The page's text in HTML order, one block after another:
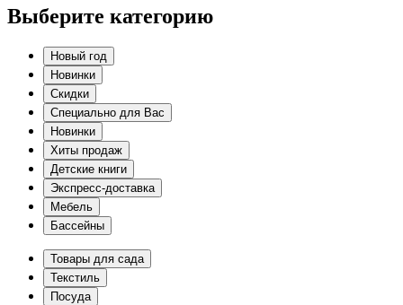
Выберите категорию
Новый год
Новинки
Скидки
Специально для Вас
Новинки
Хиты продаж
Детские книги
Экспресс-доставка
Мебель
Бассейны
Товары для сада
Текстиль
Посуда